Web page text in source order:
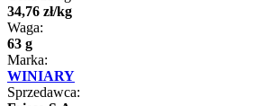
34,76 zł/kg
Waga:
63 g
Marka:
WINIARY
Sprzedawca: